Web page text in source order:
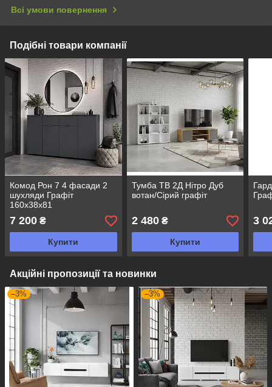
Всі умови повернення
Подібні товари компанії
Комод Рон 7 4 фасади 2
шухляди Графіт
160х38х81
7 200 ₴
Купити
Тумба ТВ 2Д Нітро Дуб
вотан/Сірий графіт
2 480₴
Купити
3
Акційні пропозиції та новинки
–3% –3%